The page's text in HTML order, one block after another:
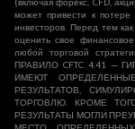
может привести к
инвесторов. Перед тем
оценить свое
любой торговой
ПРАВИЛО CFTC 4.41 —
ИМЕЮТ
РЕЗУЛЬТАТОВ,
ТОРГОВЛЮ. КРОМЕ
РЕЗУЛЬТАТЫ МОГЛИ